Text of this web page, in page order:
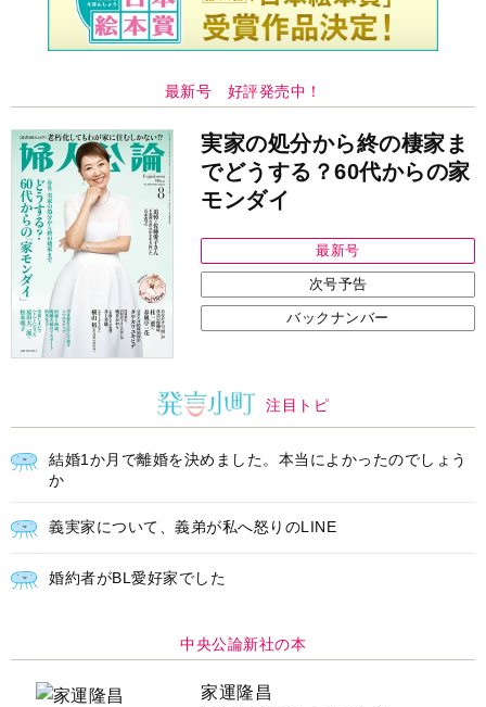
最新号 好評発売中！
実家の処分から終の棲家ま
でどうする？60代からの家
モンダイ
最新号
次号予告
バックナンバー
注目トピ
結婚1か月で離婚を決めました。本当によかったのでしょう
か
義実家について、義弟が私へ怒りのLINE
婚約者がBL愛好家でした
中央公論新社の本
家運隆昌